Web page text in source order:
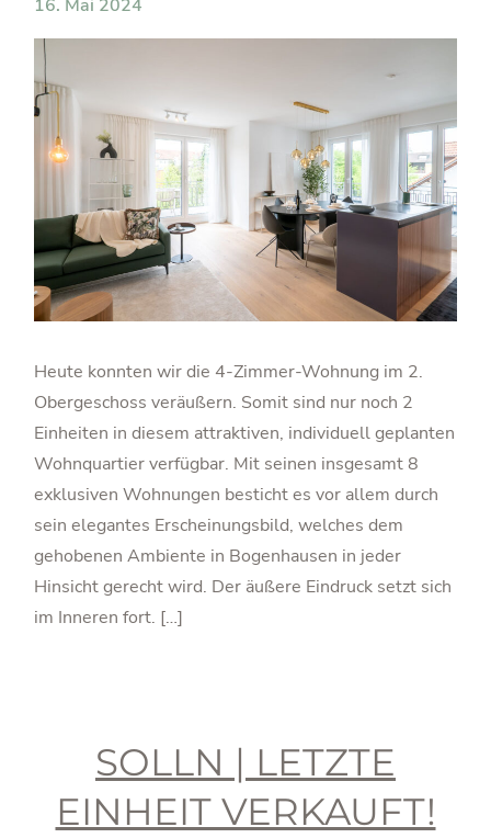
16. Mai 2024
Heute konnten wir die 4-Zimmer-Wohnung im 2.
Obergeschoss veräußern. Somit sind nur noch 2
Einheiten in diesem attraktiven, individuell geplanten
Wohnquartier verfügbar. Mit seinen insgesamt 8
exklusiven Wohnungen besticht es vor allem durch
sein elegantes Erscheinungsbild, welches dem
gehobenen Ambiente in Bogenhausen in jeder
Hinsicht gerecht wird. Der äußere Eindruck setzt sich
im Inneren fort. […]
SOLLN | LETZTE
EINHEIT VERKAUFT!